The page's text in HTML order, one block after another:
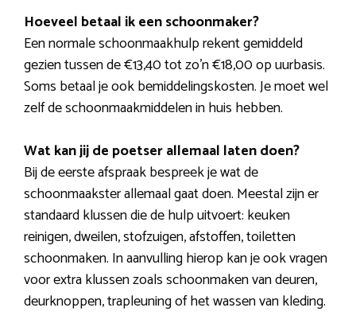
Hoeveel betaal ik een schoonmaker?
Een normale schoonmaakhulp rekent gemiddeld
gezien tussen de €13,40 tot zo’n €18,00 op uurbasis.
Soms betaal je ook bemiddelingskosten. Je moet wel
zelf de schoonmaakmiddelen in huis hebben.
Wat kan jij de poetser allemaal laten doen?
Bij de eerste afspraak bespreek je wat de
schoonmaakster allemaal gaat doen. Meestal zijn er
standaard klussen die de hulp uitvoert: keuken
reinigen, dweilen, stofzuigen, afstoffen, toiletten
schoonmaken. In aanvulling hierop kan je ook vragen
voor extra klussen zoals schoonmaken van deuren,
deurknoppen, trapleuning of het wassen van kleding.